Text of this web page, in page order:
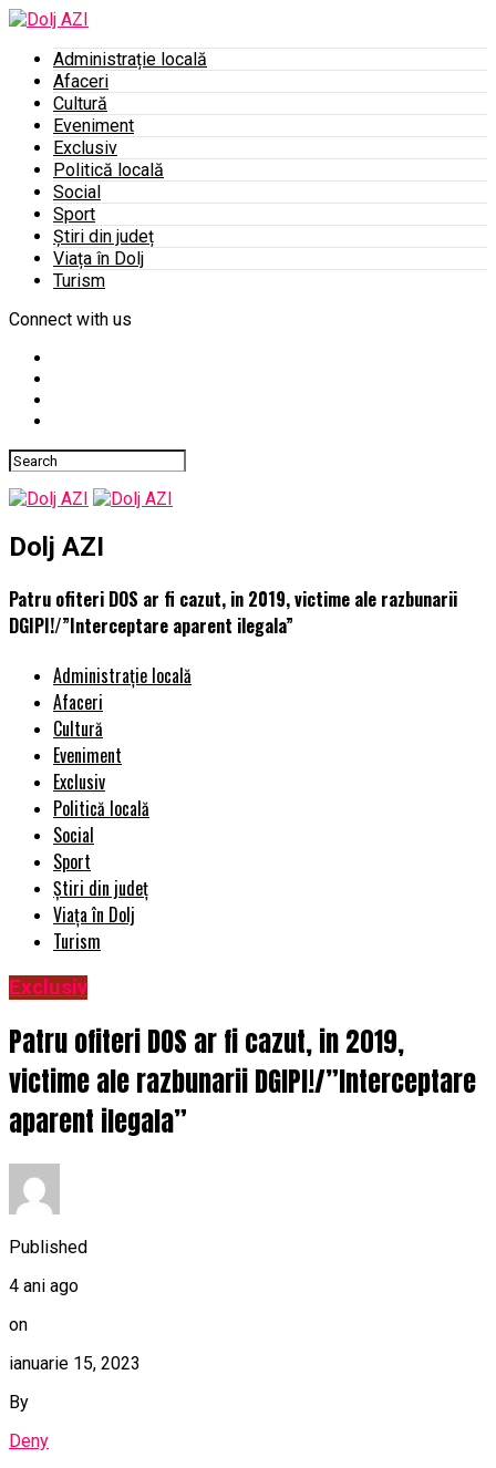
Administrație locală
Afaceri
Cultură
Eveniment
Exclusiv
Politică locală
Social
Sport
Știri din județ
Viața în Dolj
Turism
Connect with us
Dolj AZI
Patru ofiteri DOS ar fi cazut, in 2019, victime ale razbunarii
DGIPI!/”Interceptare aparent ilegala”
Administrație locală
Afaceri
Cultură
Eveniment
Exclusiv
Politică locală
Social
Sport
Știri din județ
Viața în Dolj
Turism
Exclusiv
Patru ofiteri DOS ar fi cazut, in 2019,
victime ale razbunarii DGIPI!/”Interceptare
aparent ilegala”
Published
4 ani ago
on
ianuarie 15, 2023
By
Deny